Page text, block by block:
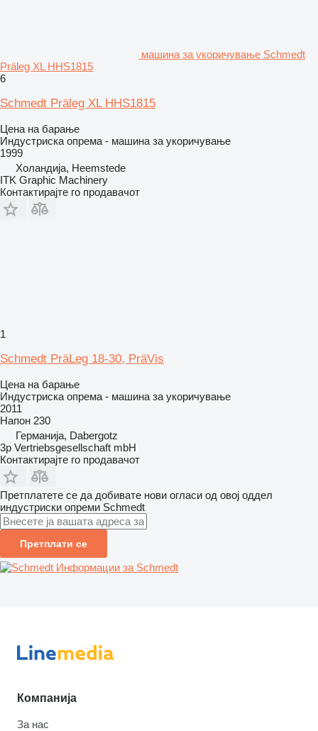
машина за укоричување Schmedt
Präleg XL HHS1815
6
Schmedt Präleg XL HHS1815
Цена на барање
Индустриска опрема - машина за укоричување
1999
Холандија, Heemstede
ITK Graphic Machinery
Контактирајте го продавачот
1
Schmedt PräLeg 18-30, PräVis
Цена на барање
Индустриска опрема - машина за укоричување
2011
Напон 230
Германија, Dabergotz
3p Vertriebsgesellschaft mbH
Контактирајте го продавачот
Претплатете се да добивате нови огласи од овој оддел
индустриски опреми Schmedt
Претплати се
Информации за Schmedt
Компанија
За нас